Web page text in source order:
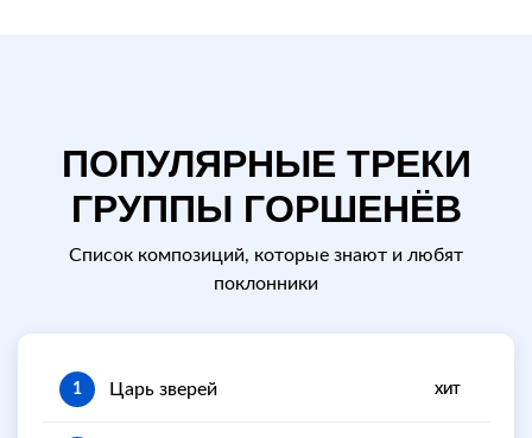
ПОПУЛЯРНЫЕ ТРЕКИ
ГРУППЫ ГОРШЕНЁВ
Список композиций, которые знают и любят
поклонники
1 Царь зверей ХИТ